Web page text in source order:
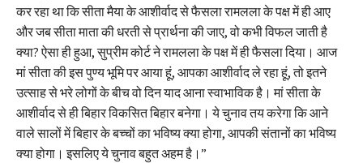
कर रहा था कि सीता मैया के आशीर्वाद से फैसला रामलला के पक्ष में ही आए
और जब सीता माता की धरती से प्रार्थना की जाए, वो कभी विफल जाती है
क्या? ऐसा ही हुआ, सुप्रीम कोर्ट ने रामलला के पक्ष में ही फैसला दिया। आज
मां सीता की इस पुण्य भूमि पर आया हूं, आपका आशीर्वाद ले रहा हूं, तो इतने
उत्साह से भरे लोगों के बीच वो दिन याद आना स्वाभाविक है। मां सीता के
आशीर्वाद से ही बिहार विकसित बिहार बनेगा। ये चुनाव तय करेगा कि आने
वाले सालों में बिहार के बच्चों का भविष्य क्या होगा, आपकी संतानों का भविष्य
क्या होगा। इसलिए ये चुनाव बहुत अहम है।”